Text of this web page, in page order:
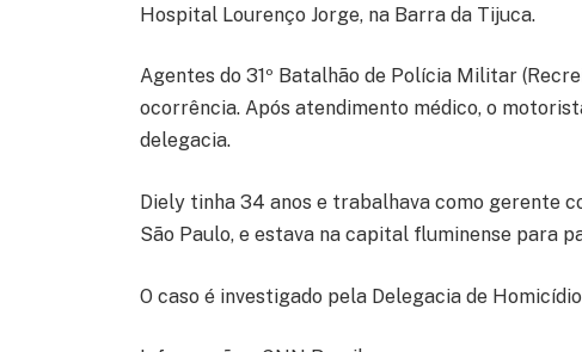
Hospital Lourenço Jorge, na Barra da Tijuca.
Agentes do 31º Batalhão de Polícia Militar
ocorrência. Após atendimento médico, o
delegacia.
Diely tinha 34 anos e trabalhava como gerente
São Paulo, e estava na capital fluminense para
O caso é investigado pela Delegacia de